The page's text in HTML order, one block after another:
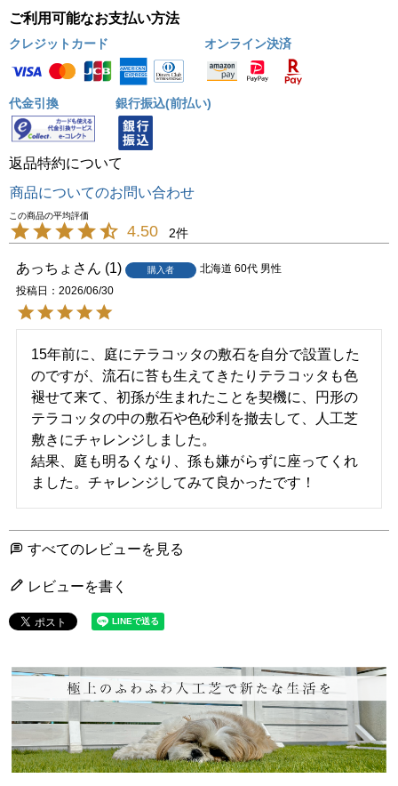
ご利用可能なお支払い方法
クレジットカード オンライン決済
代金引換 銀行振込(前払い)
返品特約について
商品についてのお問い合わせ
4.50 2
あっちょ 1 購入者 北海道 60代 男性
投稿日
2026/06/30
15年前に、庭にテラコッタの敷石を自分で設置した
のですが、流石に苔も生えてきたりテラコッタも色
褪せて来て、初孫が生まれたことを契機に、円形の
テラコッタの中の敷石や色砂利を撤去して、人工芝
敷きにチャレンジしました。
結果、庭も明るくなり、孫も嫌がらずに座ってくれ
ました。チャレンジしてみて良かったです！
すべてのレビューを見る
レビューを書く